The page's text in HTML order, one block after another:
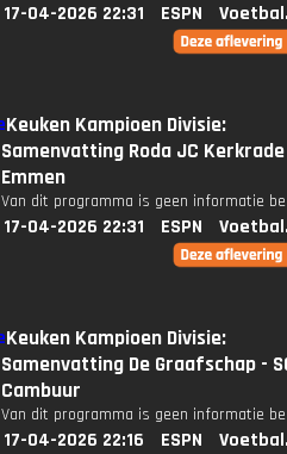
17-04-2026 22:31 ESPN
Keuken Kampioen Divisie:
Samenvatting Roda JC Kerkrade
Emmen
Van dit programma is geen informatie
17-04-2026 22:31 ESPN
Keuken Kampioen Divisie:
Samenvatting De Graafschap -
Cambuur
Van dit programma is geen informatie
17-04-2026 22:16 ESPN